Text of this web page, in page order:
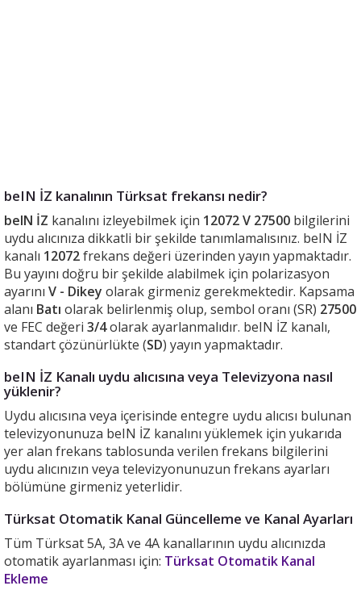
beIN İZ kanalının Türksat frekansı nedir?
beIN İZ kanalını izleyebilmek için 12072 V 27500 bilgilerini
uydu alıcınıza dikkatli bir şekilde tanımlamalısınız. beIN İZ
kanalı 12072frekans değeri üzerinden yayın yapmaktadır.
Bu yayını doğru bir şekilde alabilmek için polarizasyon
ayarını V - Dikey olarak girmeniz gerekmektedir. Kapsama
alanı Batı olarak belirlenmiş olup, sembol oranı (SR) 27500
ve FEC değeri 3/4olarak ayarlanmalıdır. beIN İZ kanalı,
standart çözünürlükte (SD) yayın yapmaktadır.
beIN İZ Kanalı uydu alıcısına veya Televizyona nasıl
yüklenir?
Uydu alıcısına veya içerisinde entegre uydu alıcısı bulunan
televizyonunuza beIN İZ kanalını yüklemek için yukarıda
yer alan frekans tablosunda verilen frekans bilgilerini
uydu alıcınızın veya televizyonunuzun frekans ayarları
bölümüne girmeniz yeterlidir.
Türksat Otomatik Kanal Güncelleme ve Kanal Ayarları
Tüm Türksat 5A, 3A ve 4A kanallarının uydu alıcınızda
otomatik ayarlanması için: Türksat Otomatik Kanal
Ekleme